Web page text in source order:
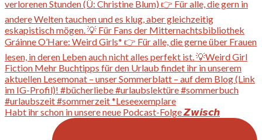
Habt ihr schon in unsere neue Podcast-Folge 𝙕𝙬𝙞𝙨𝙘𝙝